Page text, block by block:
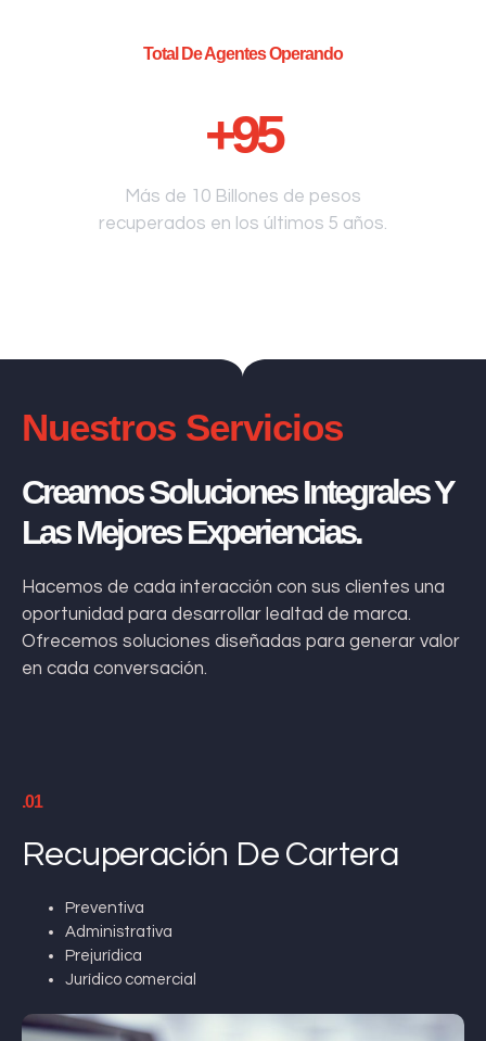
Total De Agentes Operando
+95
Más de 10 Billones de pesos
recuperados en los últimos 5 años.
Nuestros Servicios
Creamos Soluciones Integrales Y
Las Mejores Experiencias.
Hacemos de cada interacción con sus clientes una
oportunidad para desarrollar lealtad de marca.
Ofrecemos soluciones diseñadas para generar valor
en cada conversación.
.01
Recuperación De Cartera
Preventiva
Administrativa
Prejurídica
Jurídico comercial